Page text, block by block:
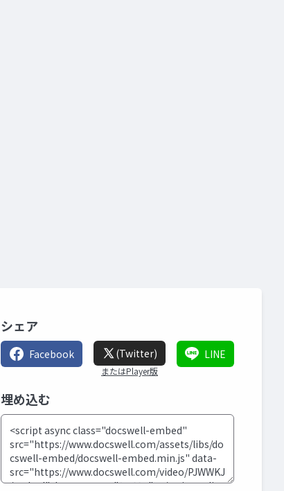
シェア
Facebook (Twitter)
またはPlayer版
LINE
埋め込む